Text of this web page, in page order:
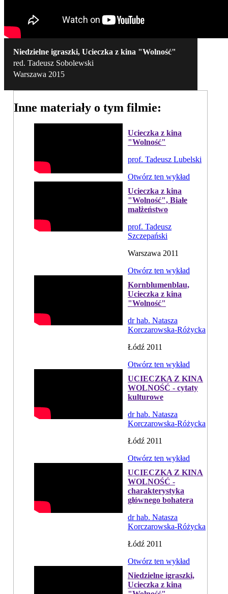
Niedzielne igraszki, Ucieczka z kina "Wolność"
red. Tadeusz Sobolewski
Warszawa 2015
Inne materiały o tym filmie:
Ucieczka z kina
"Wolność"
prof. Tadeusz Lubelski
Otwórz ten wykład
Ucieczka z kina
"Wolność", Białe
małżeństwo
prof. Tadeusz
Szczepański
Warszawa 2011
Otwórz ten wykład
Kornblumenblau,
Ucieczka z kina
"Wolność"
dr hab. Natasza
Korczarowska-Różycka
Łódź 2011
Otwórz ten wykład
UCIECZKA Z KINA
WOLNOŚĆ - cytaty
kulturowe
dr hab. Natasza
Korczarowska-Różycka
Łódź 2011
Otwórz ten wykład
UCIECZKA Z KINA
WOLNOŚĆ -
charakterystyka
głównego bohatera
dr hab. Natasza
Korczarowska-Różycka
Łódź 2011
Otwórz ten wykład
Niedzielne igraszki,
Ucieczka z kina